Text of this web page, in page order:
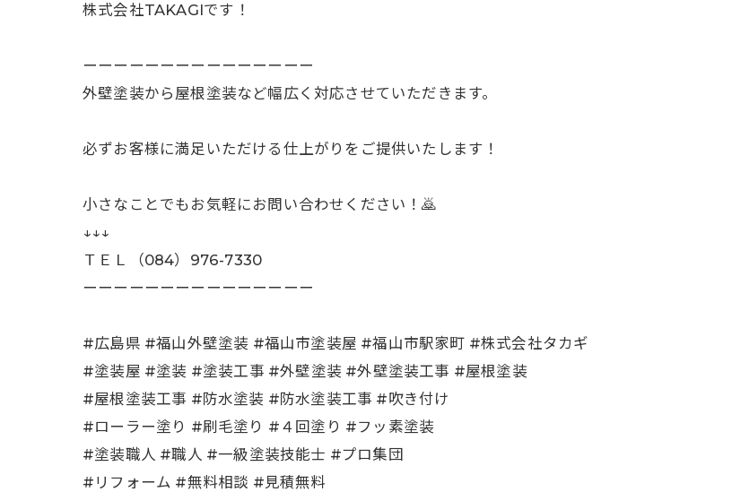
株式会社TAKAGI⁡です！
ーーーーーーーーーーーーーーー
外壁塗装から屋根塗装など幅広く対応させていただきます。
必ずお客様に満足いただける仕上がりをご提供いたします！
小さなことでもお気軽にお問い合わせください！🙇
↓↓↓
ＴＥＬ（084）976-7330
ーーーーーーーーーーーーーーー
#広島県 #福山外壁塗装 #福山市塗装屋 #福山市駅家町 #株式会社タカギ
#塗装屋 #塗装 #塗装工事 #外壁塗装 #外壁塗装工事 #屋根塗装
#屋根塗装工事 #防水塗装 #防水塗装工事 #吹き付け
#ローラー塗り #刷毛塗り #４回塗り #フッ素塗装
#塗装職人 #職人 #一級塗装技能士 #プロ集団
#リフォーム #無料相談 #見積無料